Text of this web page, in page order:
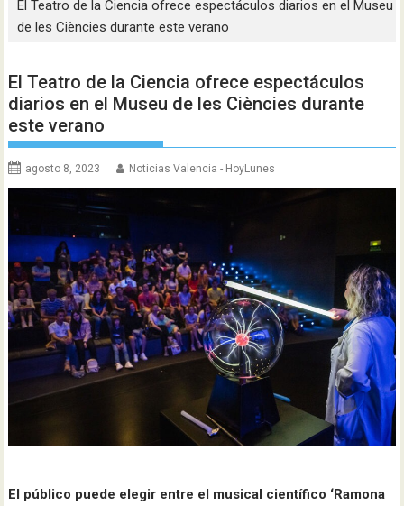
El Teatro de la Ciencia ofrece espectáculos diarios en el Museu
de les Ciències durante este verano
El Teatro de la Ciencia ofrece espectáculos
diarios en el Museu de les Ciències durante
este verano
agosto 8, 2023 Noticias Valencia - HoyLunes
El público puede elegir entre el musical científico ‘Ramona